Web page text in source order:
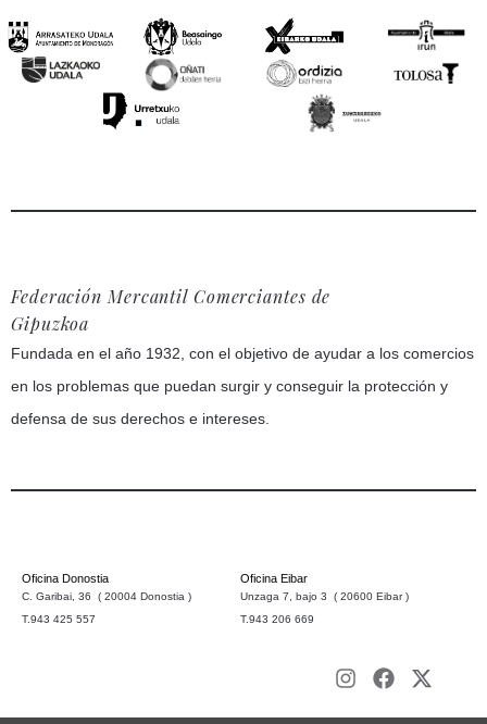
Federación Mercantil Comerciantes de
Gipuzkoa
Fundada en el año 1932, con el objetivo de ayudar a los comercios
en los problemas que puedan surgir y conseguir la protección y
defensa de sus derechos e intereses.
Oficina Donostia
C. Garibai, 36 ( 20004 Donostia )
T.943 425 557
Oficina Eibar
Unzaga 7, bajo 3 ( 20600 Eibar )
T.943 206 669